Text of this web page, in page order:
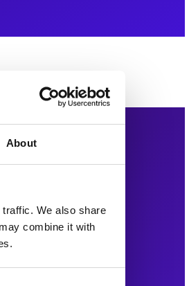
About
We also share
combine it with